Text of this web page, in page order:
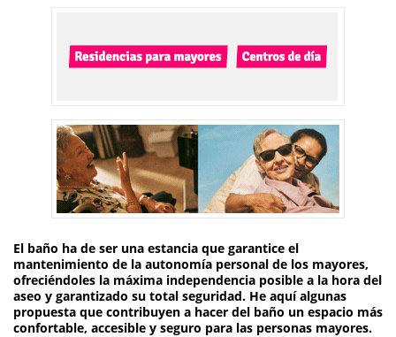
El baño ha de ser una estancia que garantice el
mantenimiento de la autonomía personal de los mayores,
ofreciéndoles la máxima independencia posible a la hora del
aseo y garantizado su total seguridad. He aquí algunas
propuesta que contribuyen a hacer del baño un espacio más
confortable, accesible y seguro para las personas mayores.